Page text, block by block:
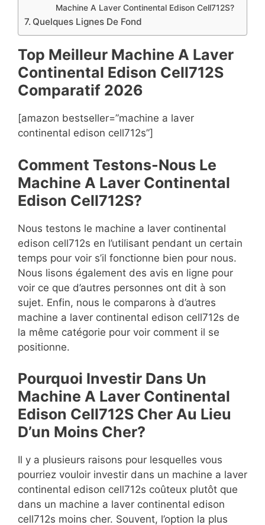
Machine A Laver Continental Edison Cell712S?
Quelques Lignes De Fond
Top Meilleur Machine A Laver
Continental Edison Cell712S
Comparatif 2026
[amazon bestseller=”machine a laver
continental edison cell712s”]
Comment Testons-Nous Le
Machine A Laver Continental
Edison Cell712S?
Nous testons le machine a laver continental
edison cell712s en l’utilisant pendant un certain
temps pour voir s’il fonctionne bien pour nous.
Nous lisons également des avis en ligne pour
voir ce que d’autres personnes ont dit à son
sujet. Enfin, nous le comparons à d’autres
machine a laver continental edison cell712s de
la même catégorie pour voir comment il se
positionne.
Pourquoi Investir Dans Un
Machine A Laver Continental
Edison Cell712S Cher Au Lieu
D’un Moins Cher?
Il y a plusieurs raisons pour lesquelles vous
pourriez vouloir investir dans un machine a laver
continental edison cell712s coûteux plutôt que
dans un machine a laver continental edison
cell712s moins cher. Souvent, l’option la plus